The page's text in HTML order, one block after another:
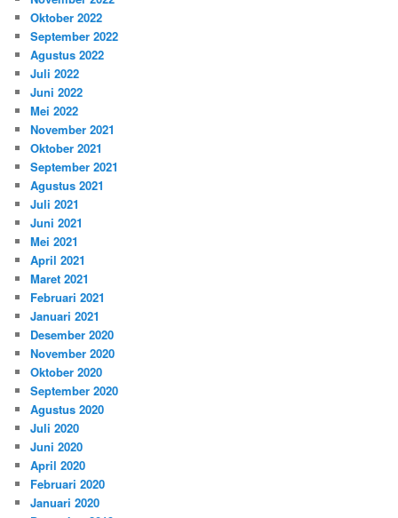
Oktober 2022
September 2022
Agustus 2022
Juli 2022
Juni 2022
Mei 2022
November 2021
Oktober 2021
September 2021
Agustus 2021
Juli 2021
Juni 2021
Mei 2021
April 2021
Maret 2021
Februari 2021
Januari 2021
Desember 2020
November 2020
Oktober 2020
September 2020
Agustus 2020
Juli 2020
Juni 2020
April 2020
Februari 2020
Januari 2020